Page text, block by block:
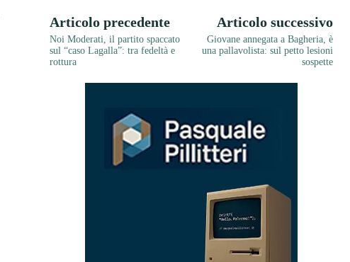
Articolo precedente
Noi Moderati, il partito spaccato
sul “caso Lagalla”: tra fedeltà e
rottura
Articolo successivo
Giovane annegata a Bagheria, è
una pallavolista: sul petto lesioni
sospette